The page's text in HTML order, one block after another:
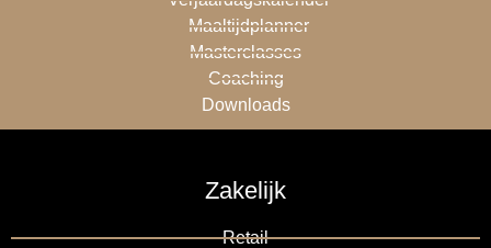
Maaltijdplanner
Masterclasses
Coaching
Downloads
Zakelijk
Retail